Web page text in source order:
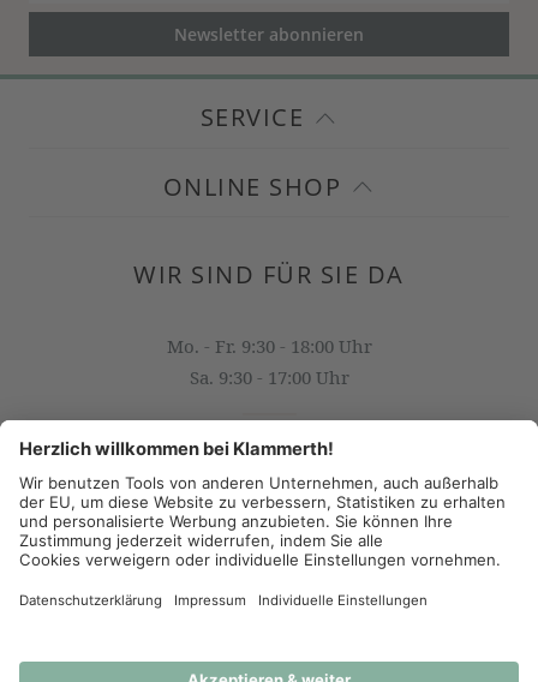
Newsletter abonnieren
SERVICE
ONLINE SHOP
WIR SIND FÜR SIE DA
Mo. - Fr. 9:30 - 18:00 Uhr
Sa. 9:30 - 17:00 Uhr
OFFICE@KLAMMERTH.AT
+43 316 825 618 0